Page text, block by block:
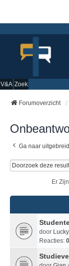
V&A Zoek
Forumoverzicht
Ga naar
Er
door
Reacties: 0